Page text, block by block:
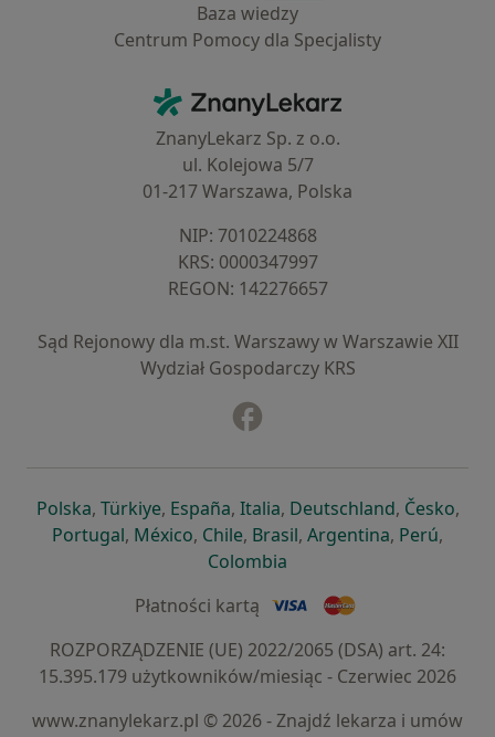
Baza wiedzy
Centrum Pomocy dla Specjalisty
ZnanyLekarz - Strona główna
ZnanyLekarz Sp. z o.o.
ul. Kolejowa 5/7
01-217 Warszawa, Polska
NIP: ⁠7010224868
KRS: ⁠0000347997
REGON: ⁠142276657
Sąd Rejonowy dla m.st. Warszawy w Warszawie XII
Wydział Gospodarczy KRS
Polskaotwiera się w nowej karcie
, Türkiyeotwiera się w nowej karcie
, Españaotwiera się w nowej karcie
, Italiaotwiera się w nowej
, Deutschlandotwiera się
, Česko,
Portugalotwiera się w nowej karcie
, Méxicootwiera się w nowej karcie
, Chileotwiera się w nowej karcie
, Brasilotwiera się w nowej
, Argentinaotwiera się
, Perú,
Colombia
Płatności kartą
ROZPORZĄDZENIE (UE) 2022/2065 (DSA) art. 24:
15.395.179 użytkowników/miesiąc - Czerwiec 2026
www.znanylekarz.pl © 2026 - Znajdź lekarza i umów